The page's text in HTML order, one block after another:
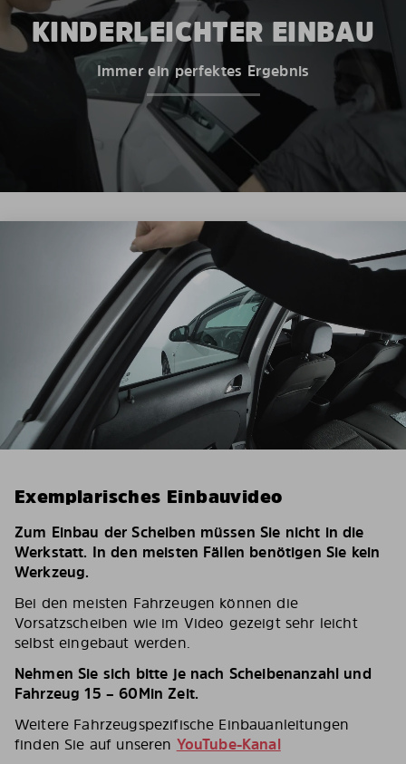
KINDERLEICHTER EINBAU
Immer ein perfektes Ergebnis
Exemplarisches Einbauvideo
Zum Einbau der Scheiben müssen Sie nicht in die
Werkstatt. In den meisten Fällen benötigen Sie kein
Werkzeug.
Bei den meisten Fahrzeugen können die
Vorsatzscheiben wie im Video gezeigt sehr leicht
selbst eingebaut werden.
Nehmen Sie sich bitte je nach Scheibenanzahl und
Fahrzeug 15 – 60Min Zeit.
Weitere Fahrzeugspezifische Einbauanleitungen
finden Sie auf unseren YouTube-Kanal